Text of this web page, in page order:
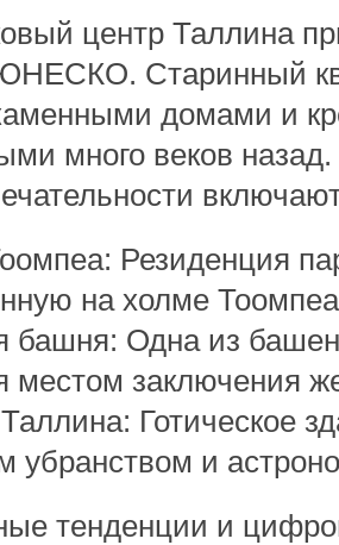
центр Таллина
Старинный
домами и
много веков
Резиденция
на холме
Одна из
местом заключения
Готическое
убранством и
тенденции и